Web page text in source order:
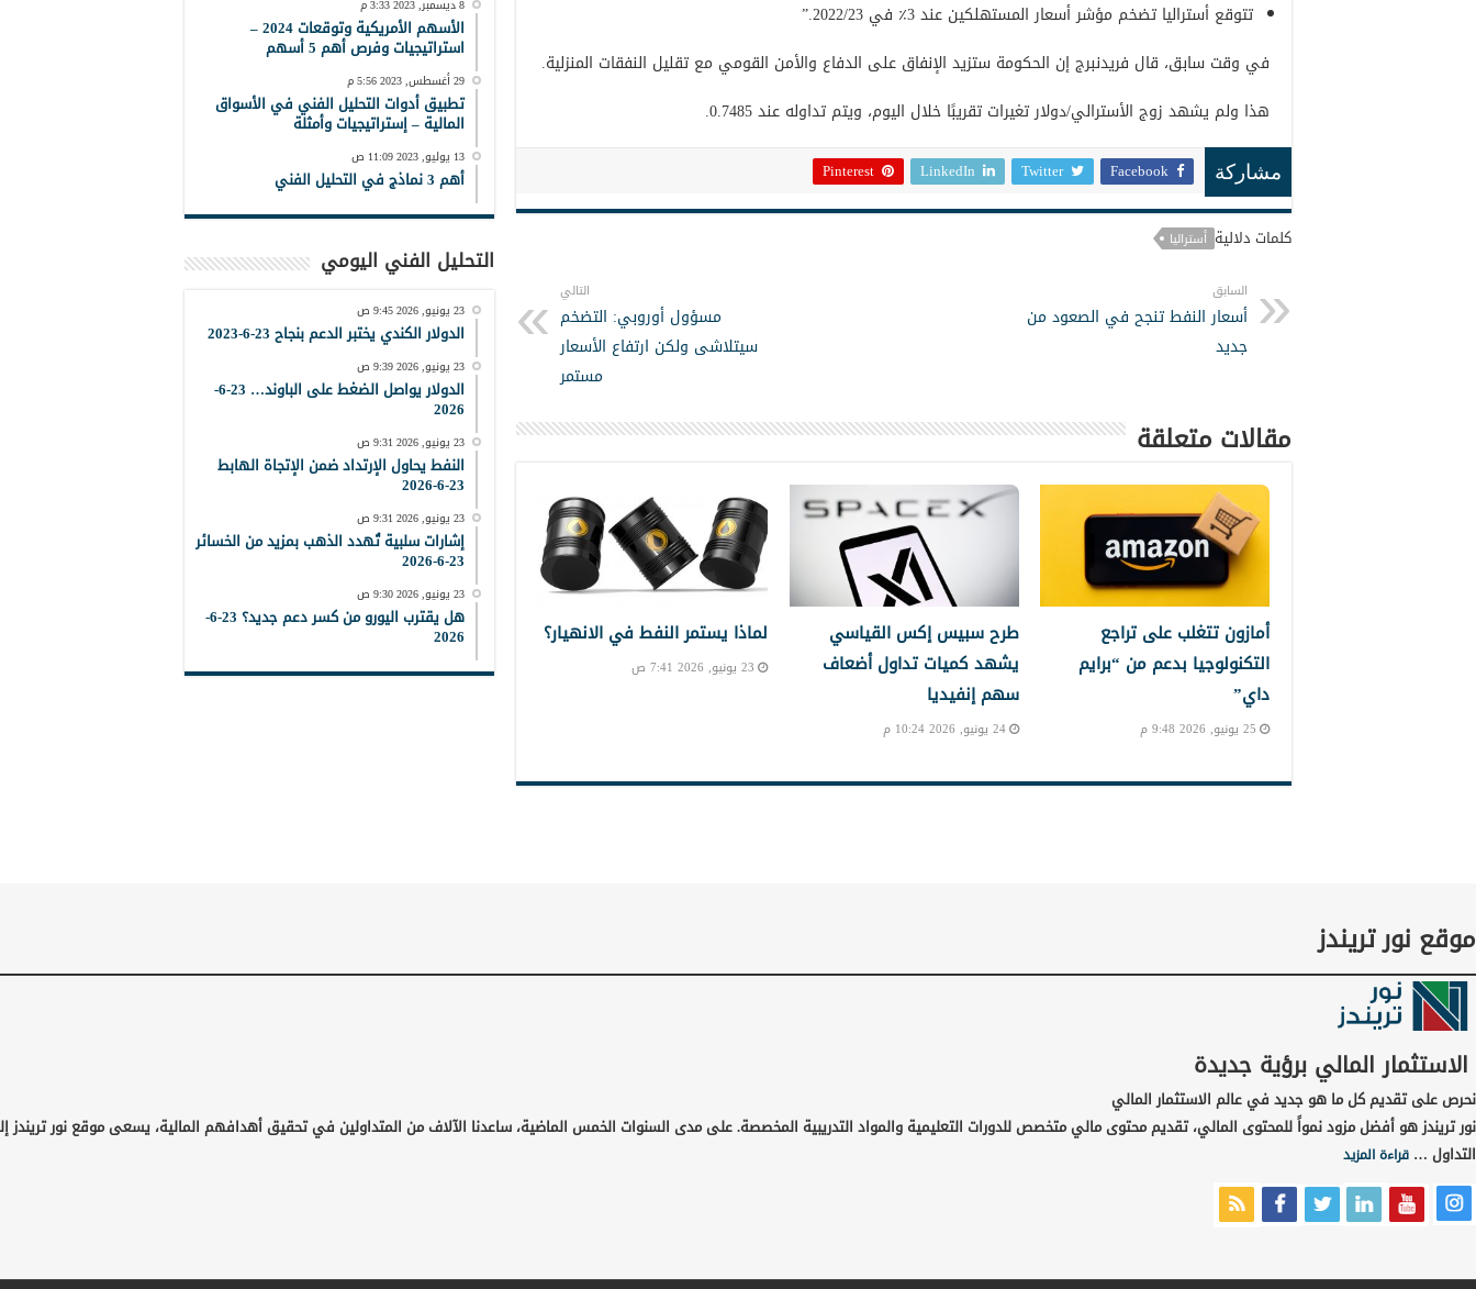
تتوقع أستراليا تضخم مؤشر أسعار المستهلكين عند 3٪ في 2022/23.”
في وقت سابق، قال فريدنبرج إن الحكومة ستزيد الإنفاق على الدفاع والأمن القومي مع تقليل النفقات المنزلية.
هذا ولم يشهد زوج الأسترالي/دولار تغيرات تقريبًا خلال اليوم، ويتم تداوله عند 0.7485.
مشاركة Facebook
Twitter
LinkedIn
Pinterest
كلمات دلالية أستراليا
السابق
أسعار النفط تنجح في الصعود من
جديد
التالي
مسؤول أوروبي: التضخم
سيتلاشى ولكن ارتفاع الأسعار
مستمر
مقالات متعلقة
أمازون تتغلب على تراجع
التكنولوجيا بدعم من “برايم
داي”
25 يونيو, 2026 9:48 م
طرح سبيس إكس القياسي
يشهد كميات تداول أضعاف
سهم إنفيديا
24 يونيو, 2026 10:24 م
لماذا يستمر النفط في الانهيار؟
23 يونيو, 2026 7:41 ص
8 ديسمبر, 2023 3:33 م
الأسهم الأمريكية وتوقعات 2024 –
استراتيجيات وفرص أهم 5 أسهم
29 أغسطس, 2023 5:56 م
تطبيق أدوات التحليل الفني في الأسواق
المالية – إستراتيجيات وأمثلة
13 يوليو, 2023 11:09 ص
أهم 3 نماذج في التحليل الفني
التحليل الفني اليومي
23 يونيو, 2026 9:45 ص
الدولار الكندي يختبر الدعم بنجاح 23-6-2023
23 يونيو, 2026 9:39 ص
الدولار يواصل الضغط على الباوند… 23-6-
2026
23 يونيو, 2026 9:31 ص
النفط يحاول الإرتداد ضمن الإتجاة الهابط
23-6-2026
23 يونيو, 2026 9:31 ص
إشارات سلبية تُهدد الذهب بمزيد من الخسائر
23-6-2026
23 يونيو, 2026 9:30 ص
هل يقترب اليورو من كسر دعم جديد؟ 23-6-
2026
موقع نور تريندز
الاستثمار المالي برؤية جديدة
نحرص على تقديم كل ما هو جديد في عالم الاستثمار المالي
نور تريندز هو أفضل مزود نمواً للمحتوى المالي، تقديم محتوى مالي متخصص للدورات التعليمية والمواد التدريبية المخصصة. على مدى السنوات الخمس الماضية، ساعدنا الآلاف من المتداولين في تحقيق أهدافهم المالية، يسعى موقع نور تريندز
التداول … قراءة المزيد